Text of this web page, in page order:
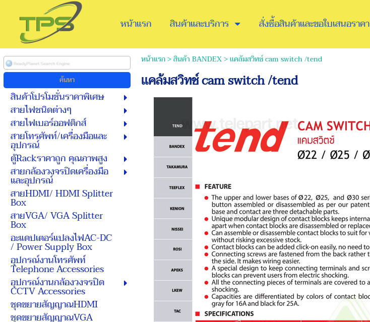
หน้าแรก สินค้าและบริการ สั่งซื้อสินค้าและขอใบเสนอราคา
สินค้าโปรโมชั่นราคาพิเศษ
สายไฟชนิดต่างๆ
สายไฟเบอร์ออฟติกส์
สายโทรศัพท์/เครื่องมือและ
อุปกรณ์
ตู้Rackราคาถูก คุณภาพสูง
สายกล้องวงจรปิดเครื่องมือ
และอุปกรณ์
สายHDMI/ HDMI Splitter
Box
สายVGA/ VGA Splitter
Box
อะแดปเตอร์แปลงไฟAC-DC
/ Power Supply Box
อุปกรณ์งานโทรศัพท์
Telephone Accessories
อุปกรณ์งานกล้องวงจรปิด
CCTV Accessories
ชุดขยายสัญญาณHDMI
ชุดขยายสัญญาณVGA
หน้าแรก>สินค้า BANDEX>เเคล้มสวิทช์ cam switch /tend
เเคล้มสวิทช์ cam switch /tend